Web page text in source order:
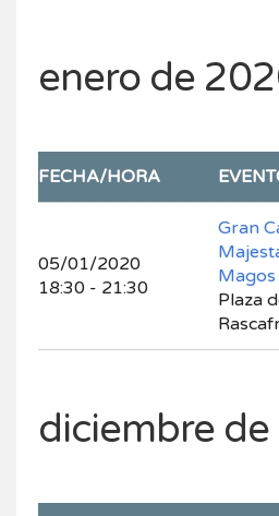
enero de
FECHA/HORA
05/01/2020
18:30 - 21:30
Gran
Magos
Plaza
diciembre